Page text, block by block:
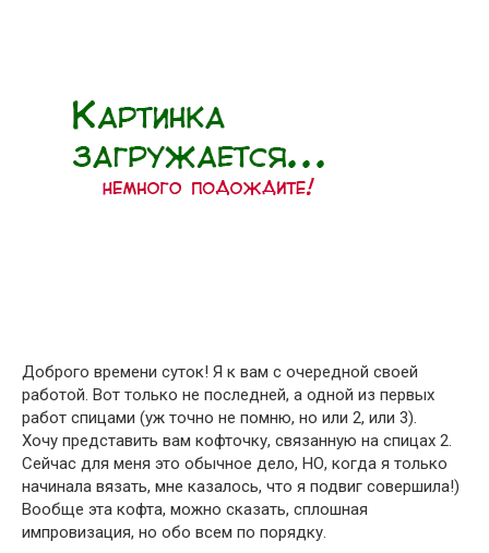
Доброго времени суток! Я к вам с очередной своей
работой. Вот только не последней, а одной из первых
работ спицами (уж точно не помню, но или 2, или 3).
Хочу представить вам кофточку, связанную на спицах 2.
Сейчас для меня это обычное дело, НО, когда я только
начинала вязать, мне казалось, что я подвиг совершила!)
Вообще эта кофта, можно сказать, сплошная
импровизация, но обо всем по порядку.